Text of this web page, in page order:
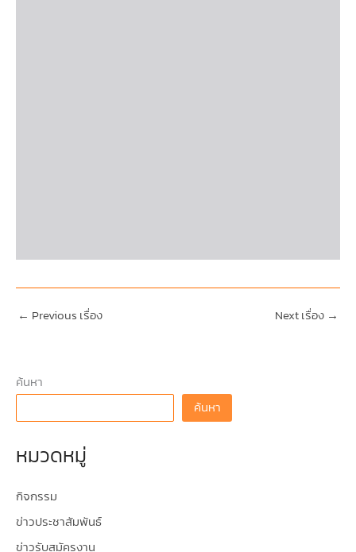
← Previous เรื่อง Next เรื่อง →
ค้นหา
ค้นหา
หมวดหมู่
กิจกรรม
ข่าวประชาสัมพันธ์
ข่าวรับสมัครงาน